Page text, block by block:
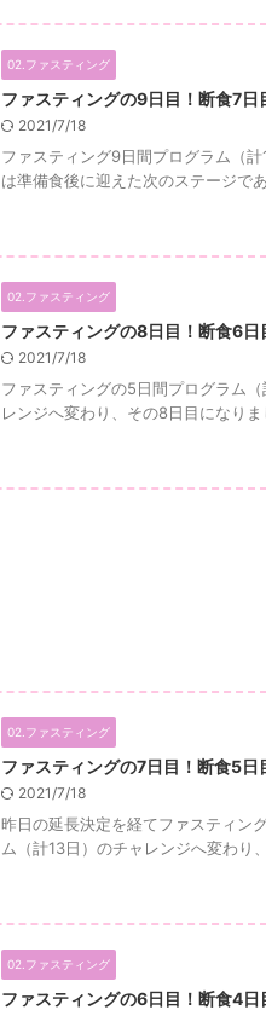
02.ファスティング
ファスティングの9日目！断食7
2021/7/18
ファスティング9日間プログラム（
は準備食後に迎えた次のステージで
02.ファスティング
ファスティングの8日目！断食6
2021/7/18
ファスティングの5日間プログラム
レンジへ変わり、その8日目になり
02.ファスティング
ファスティングの7日目！断食5
2021/7/18
昨日の延長決定を経てファスティン
ム（計13日）のチャレンジへ変わり
02.ファスティング
ファスティングの6日目！断食4